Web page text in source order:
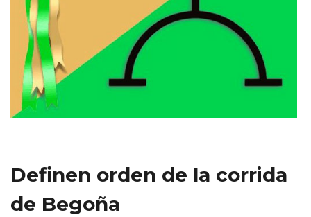
Definen orden de la corrida
de Begoña